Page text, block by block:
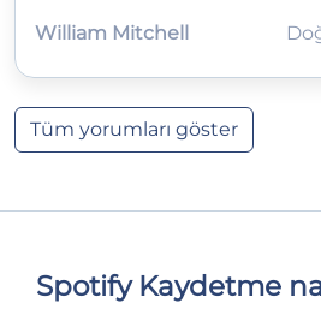
William Mitchell
Tüm yorumları göster
Spotify Kaydetme